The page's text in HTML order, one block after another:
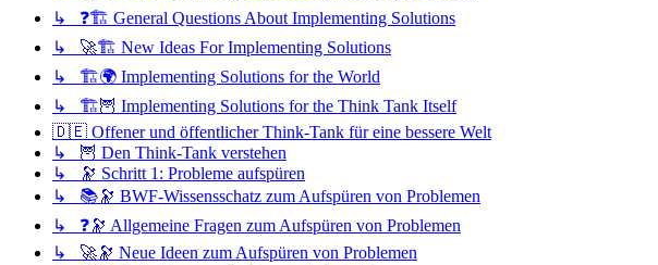
↳ ❓🏗️ General Questions About Implementing Solutions
↳ 🚀🏗️ New Ideas For Implementing Solutions
↳ 🏗️🌍 Implementing Solutions for the World
↳ 🏗️🦉 Implementing Solutions for the Think Tank Itself
🇩🇪 Offener und öffentlicher Think-Tank für eine bessere Welt
↳ 🦉 Den Think-Tank verstehen
↳ 🔭 Schritt 1: Probleme aufspüren
↳ 📚🔭 BWF-Wissensschatz zum Aufspüren von Problemen
↳ ❓🔭 Allgemeine Fragen zum Aufspüren von Problemen
↳ 🚀🔭 Neue Ideen zum Aufspüren von Problemen